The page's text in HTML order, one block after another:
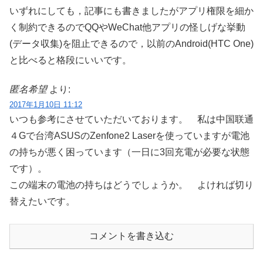
いずれにしても，記事にも書きましたがアプリ権限を細か
く制約できるのでQQやWeChat他アプリの怪しげな挙動
(データ収集)を阻止できるので，以前のAndroid(HTC One)
と比べると格段にいいです。
匿名希望 より:
2017年1月10日 11:12
いつも参考にさせていただいております。 私は中国联通
４Gで台湾ASUSのZenfone2 Laserを使っていますが電池
の持ちが悪く困っています（一日に3回充電が必要な状態
です）。
この端末の電池の持ちはどうでしょうか。 よければ切り
替えたいです。
コメントを書き込む